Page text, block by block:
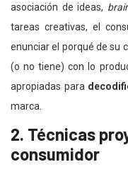
asociación de ideas,
tareas creativas, el
enunciar el porqué de su
(o no tiene) con lo
apropiadas para
marca.
2. Técnicas
consumidor